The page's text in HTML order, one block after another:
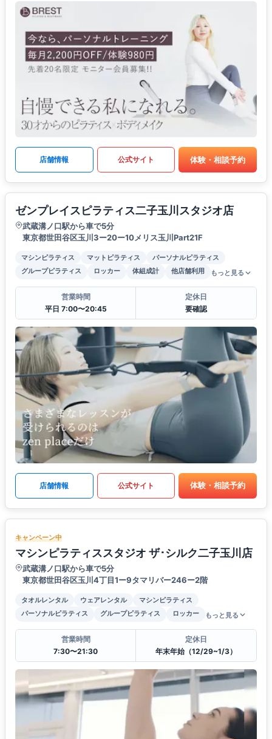
店舗情報 公式サイト 体験・相談予約
ゼンプレイスピラティス二子玉川スタジオ店
武蔵溝ノ口駅から車で5分
東京都世田谷区玉川3ー20ー10メリス玉川Part21F
マシンピラティス マットピラティス
パーソナルピラティス
グループピラティス
ロッカー 体組成計 他店舗利用 もっと見る
営業時間
平日 7:00〜20:45
定休日
要確認
店舗情報 公式サイト 体験・相談予約
キャンペーン中
マシンピラティススタジオ ザ･シルク二子玉川店
武蔵溝ノ口駅から車で5分
東京都世田谷区玉川4丁目1ー9タマリバー246ー2階
タオルレンタル ウェアレンタル
マシンピラティス
パーソナルピラティス
グループピラティス ロッカー もっと見る
営業時間
7:30〜21:30
定休日
年末年始（12/29~1/3）